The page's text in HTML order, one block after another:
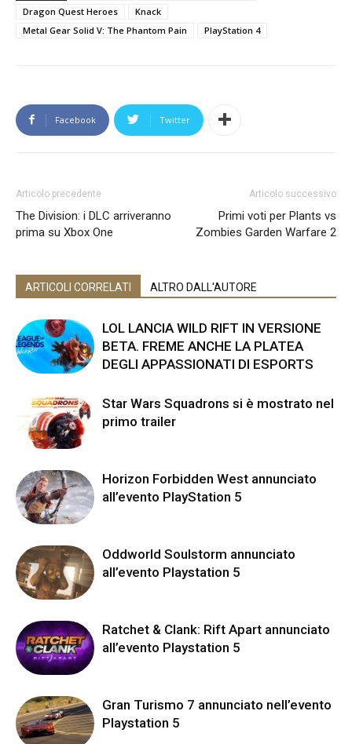
Dragon Quest Heroes
Knack
Metal Gear Solid V: The Phantom Pain
PlayStation 4
Facebook Twitter
Articolo precedente
The Division: i DLC arriveranno
prima su Xbox One
Articolo successivo
Primi voti per Plants vs
Zombies Garden Warfare 2
ARTICOLI CORRELATI ALTRO DALL'AUTORE
LOL LANCIA WILD RIFT IN VERSIONE
BETA. FREME ANCHE LA PLATEA
DEGLI APPASSIONATI DI ESPORTS
Star Wars Squadrons si è mostrato nel
primo trailer
Horizon Forbidden West annunciato
all’evento PlayStation 5
Oddworld Soulstorm annunciato
all’evento Playstation 5
Ratchet & Clank: Rift Apart annunciato
all’evento Playstation 5
Gran Turismo 7 annunciato nell’evento
Playstation 5